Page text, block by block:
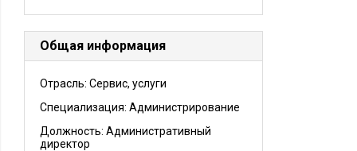
Общая информация
Отрасль: Сервис, услуги
Специализация: Администрирование
Должность: Административный
директор